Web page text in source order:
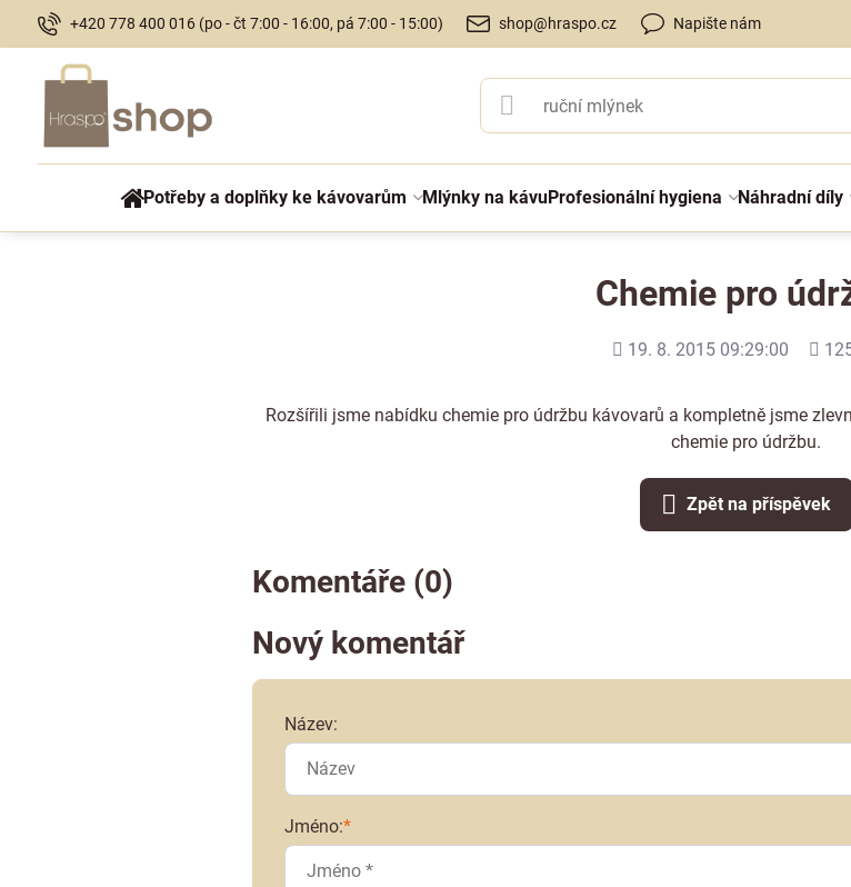
+420 778 400 016 (po - čt 7:00 - 16:00, pá 7:00 - 15:00) shop@hraspo.cz Napište nám
Potřeby a doplňky ke kávovarům Mlýnky na kávuProfesionální hygiena Náhradní díly
Chemie pro
Přidáno
19. 8. 2015 09:29:00
Rozšířili jsme nabídku chemie pro údržbu kávovarů a kompletně jsme
chemie pro údržbu.
Zpět na příspěvek
Komentáře (0)
Nový komentář
Název:
Jméno:*